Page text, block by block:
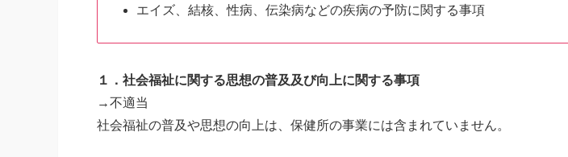
エイズ、結核、性病、伝染病などの疾病の予防に関する事項
１．社会福祉に関する思想の普及及び向上に関する事項
→不適当
社会福祉の普及や思想の向上は、保健所の事業には含まれていません。